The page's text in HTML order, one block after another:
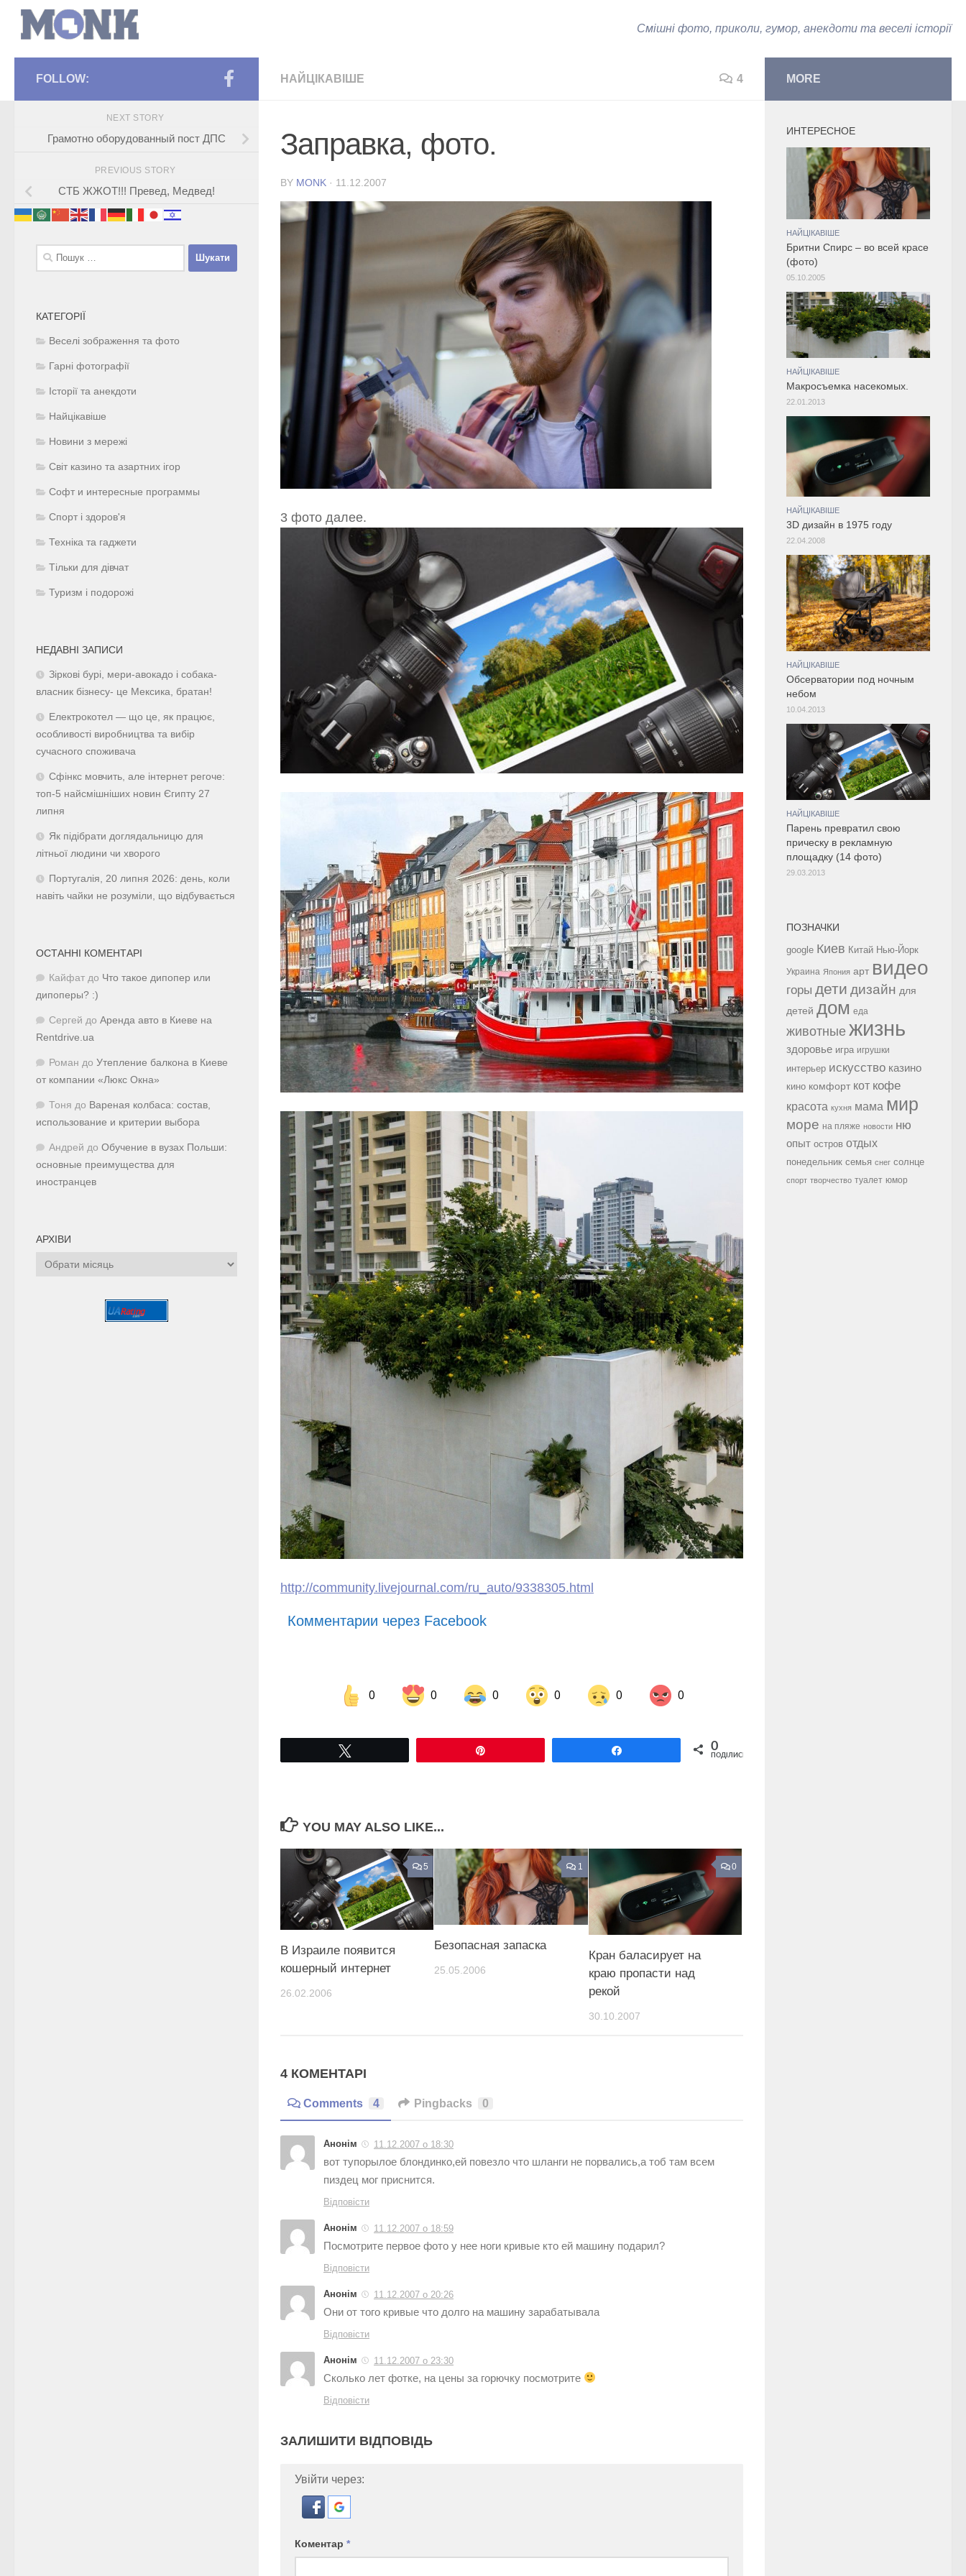
Смішні фото, приколи, гумор, анекдоти та веселі історії
НАЙЦІКАВІШЕ 4
Заправка, фото.
BY MONK · 11.12.2007
3 фото далее.
http://community.livejournal.com/ru_auto/9338305.html
Комментарии через Facebook
0 0 0 0 0 0
Share on Facebook Share on LinkedIn Share on Twitter 0
ПОДІЛИСЬ
YOU MAY ALSO LIKE...
5
В Израиле появится
кошерный интернет
26.02.2006
1
Безопасная запаска
25.05.2006
0
Кран баласирует на
краю пропасти над
рекой
30.10.2007
4 КОМЕНТАРІ
Comments 4 Pingbacks 0
Анонім 11.12.2007 о 18:30
вот тупорылое блондинко,ей повезло что шланги не порвались,а тоб там всем
пиздец мог приснится.
Відповісти
Анонім 11.12.2007 о 18:59
Посмотрите первое фото у нее ноги кривые кто ей машину подарил?
Відповісти
Анонім 11.12.2007 о 20:26
Они от того кривые что долго на машину зарабатывала
Відповісти
Анонім 11.12.2007 о 23:30
Сколько лет фотке, на цены за горючку посмотрите
Відповісти
ЗАЛИШИТИ ВІДПОВІДЬ
Увійти через:
Коментар *
FOLLOW:
NEXT STORY
Грамотно оборудованный пост ДПС
PREVIOUS STORY
СТБ ЖЖОТ!!! Превед, Медвед!
Пошук:
КАТЕГОРІЇ
Веселі зображення та фото
Гарні фотографії
Історії та анекдоти
Найцікавіше
Новини з мережі
Світ казино та азартних ігор
Софт и интересные программы
Спорт і здоров'я
Техніка та гаджети
Тільки для дівчат
Туризм і подорожі
НЕДАВНІ ЗАПИСИ
Зіркові бурі, мери-авокадо і собака-
власник бізнесу- це Мексика, братан!
Електрокотел — що це, як працює,
особливості виробництва та вибір
сучасного споживача
Сфінкс мовчить, але інтернет регоче:
топ-5 найсмішніших новин Єгипту 27
липня
Як підібрати доглядальницю для
літньої людини чи хворого
Португалія, 20 липня 2026: день, коли
навіть чайки не розуміли, що відбувається
ОСТАННІ КОМЕНТАРІ
Кайфат до Что такое дипопер или
дипоперы? :)
Сергей до Аренда авто в Киеве на
Rentdrive.ua
Роман до Утепление балкона в Киеве
от компании «Люкс Окна»
Тоня до Вареная колбаса: состав,
использование и критерии выбора
Андрей до Обучение в вузах Польши:
основные преимущества для
иностранцев
АРХІВИ
Архіви
MORE
ИНТЕРЕСНОЕ
НАЙЦІКАВІШЕ
Бритни Спирс – во всей красе
(фото)
05.10.2005
НАЙЦІКАВІШЕ
Макросъемка насекомых.
22.01.2013
НАЙЦІКАВІШЕ
3D дизайн в 1975 году
22.04.2008
НАЙЦІКАВІШЕ
Обсерватории под ночным
небом
10.04.2013
НАЙЦІКАВІШЕ
Парень превратил свою
прическу в рекламную
площадку (14 фото)
29.03.2013
ПОЗНАЧКИ
google Киев Китай Нью-Йорк
Украина Япония арт видео
горы дети дизайн для
детей дом еда
животные жизнь
здоровье игра игрушки
интерьер искусство казино
кино комфорт кот кофе
красота кухня мама мир
море на пляже новости ню
опыт остров отдых
понедельник семья снег солнце
спорт творчество туалет юмор